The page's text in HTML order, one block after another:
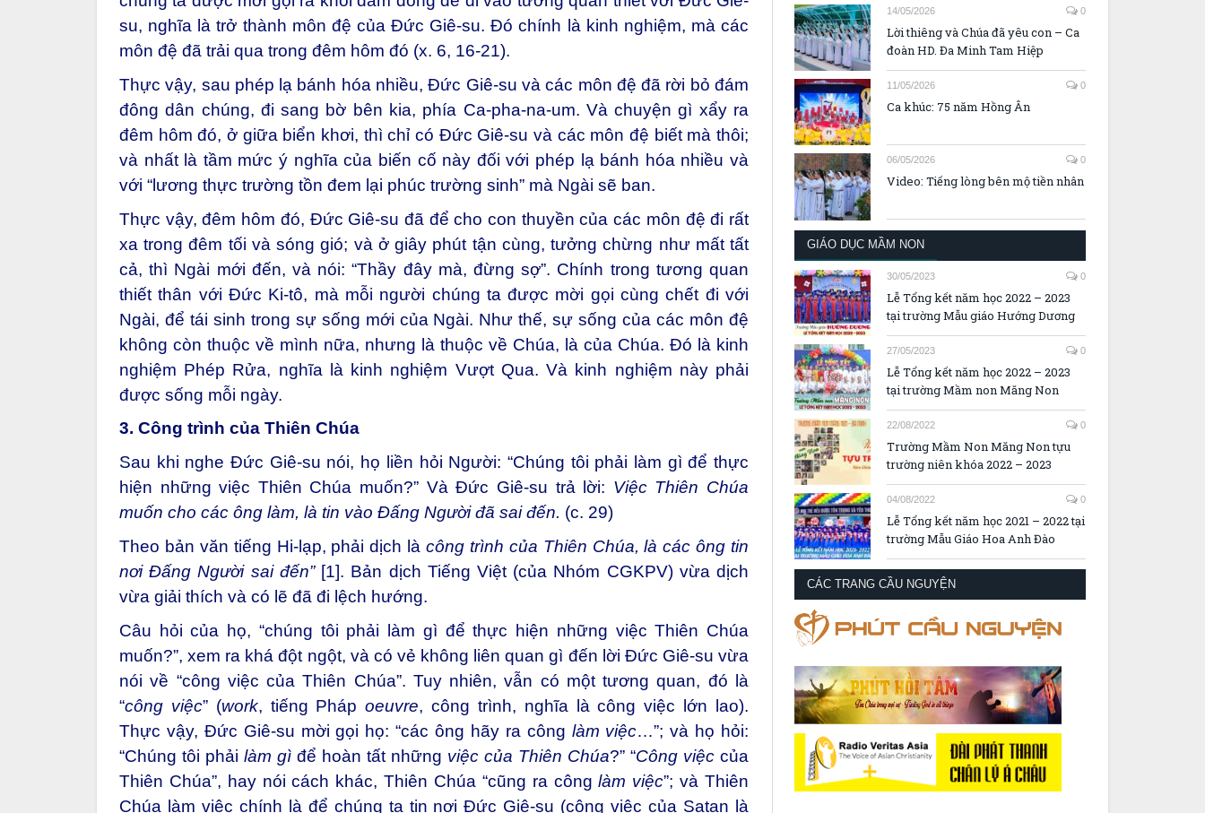
su, nghĩa là trở thành môn đệ của Đức Giê-su. Đó chính là kinh nghiệm, mà các
môn đệ đã trải qua trong đêm hôm đó (x. 6, 16-21).
Thực vậy, sau phép lạ bánh hóa nhiều, Đức Giê-su và các môn đệ đã rời bỏ đám
đông dân chúng, đi sang bờ bên kia, phía Ca-pha-na-um. Và chuyện gì xẩy ra
đêm hôm đó, ở giữa biển khơi, thì chỉ có Đức Giê-su và các môn đệ biết mà thôi;
và nhất là tầm mức ý nghĩa của biến cố này đối với phép lạ bánh hóa nhiều và
với “lương thực trường tồn đem lại phúc trường sinh” mà Ngài sẽ ban.
Thực vậy, đêm hôm đó, Đức Giê-su đã để cho con thuyền của các môn đệ đi rất
xa trong đêm tối và sóng gió; và ở giây phút tận cùng, tưởng chừng như mất tất
cả, thì Ngài mới đến, và nói: “Thầy đây mà, đừng sợ”. Chính trong tương quan
thiết thân với Đức Ki-tô, mà mỗi người chúng ta được mời gọi cùng chết đi với
Ngài, để tái sinh trong sự sống mới của Ngài. Như thế, sự sống của các môn đệ
không còn thuộc về mình nữa, nhưng là thuộc về Chúa, là của Chúa. Đó là kinh
nghiệm Phép Rửa, nghĩa là kinh nghiệm Vượt Qua. Và kinh nghiệm này phải
được sống mỗi ngày.
3. Công trình của Thiên Chúa
Sau khi nghe Đức Giê-su nói, họ liền hỏi Người: “Chúng tôi phải làm gì để thực
hiện những việc Thiên Chúa muốn?” Và Đức Giê-su trả lời: Việc Thiên Chúa
muốn cho các ông làm, là tin vào Đấng Người đã sai đến. (c. 29)
Theo bản văn tiếng Hi-lạp, phải dịch là công trình của Thiên Chúa, là các ông tin
nơi Đấng Người sai đến” [1]. Bản dịch Tiếng Việt (của Nhóm CGKPV) vừa dịch
vừa giải thích và có lẽ đã đi lệch hướng.
Câu hỏi của họ, “chúng tôi phải làm gì để thực hiện những việc Thiên Chúa
muốn?”, xem ra khá đột ngột, và có vẻ không liên quan gì đến lời Đức Giê-su vừa
nói về “công việc của Thiên Chúa”. Tuy nhiên, vẫn có một tương quan, đó là
“công việc” (work, tiếng Phápoeuvre, công trình, nghĩa là công việc lớn lao).
Thực vậy, Đức Giê-su mời gọi họ: “các ông hãy ra công làm việc…”; và họ hỏi:
“Chúng tôi phải làm gì để hoàn tất những việc của Thiên Chúa?” “Công việc của
Thiên Chúa”, hay nói cách khác, Thiên Chúa “cũng ra cônglàm việc”; và Thiên
Chúa làm việc chính là để chúng ta tin nơi Đức Giê-su (công việc của Satan là
14/05/2026 0
Lời thiêng và Chúa đã yêu con – Ca
đoàn HD. Đa Minh Tam Hiệp
11/05/2026 0
Ca khúc: 75 năm Hồng Ân
06/05/2026 0
Video: Tiếng lòng bên mộ tiền nhân
GIÁO DỤC MẦM NON
30/05/2023 0
Lễ Tổng kết năm học 2022 – 2023
tại trường Mẫu giáo Hướng Dương
27/05/2023 0
Lễ Tổng kết năm học 2022 – 2023
tại trường Mầm non Măng Non
22/08/2022 0
Trường Mầm Non Măng Non tựu
trường niên khóa 2022 – 2023
04/08/2022 0
Lễ Tổng kết năm học 2021 – 2022 tại
trường Mẫu Giáo Hoa Anh Đào
CÁC TRANG CẦU NGUYỆN